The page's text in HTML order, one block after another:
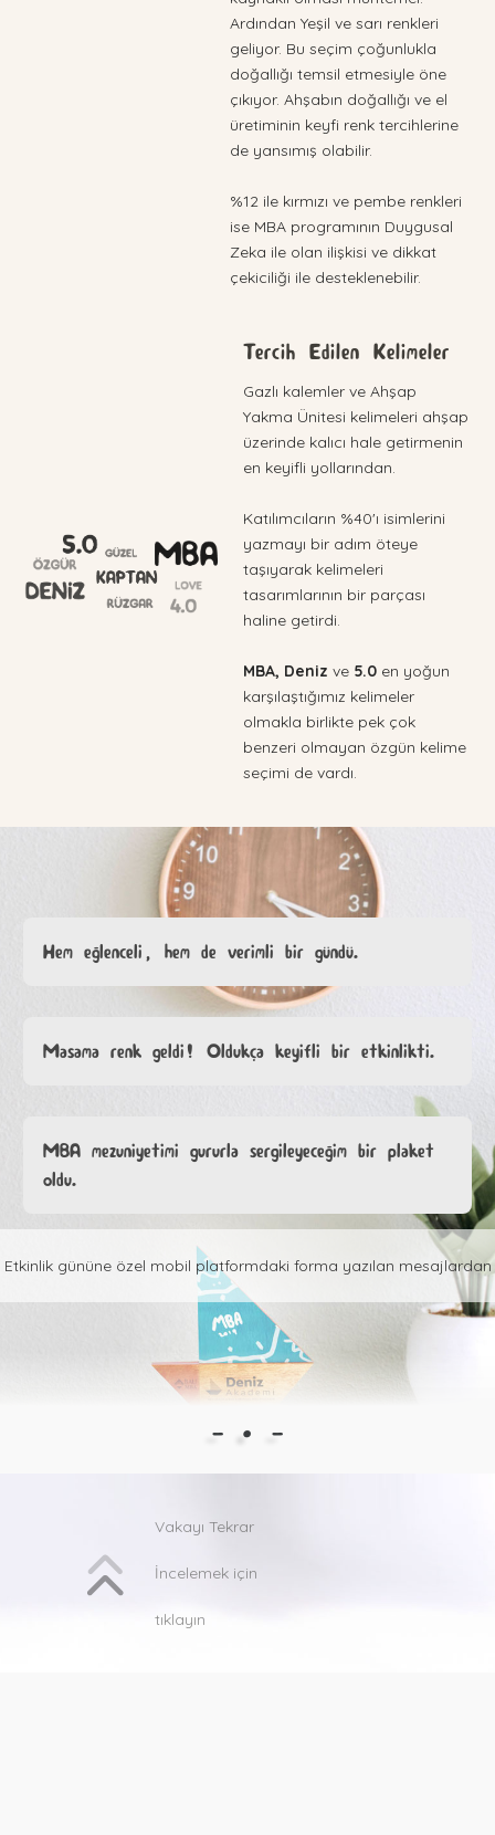
Ardından Yeşil ve sarı renkleri
geliyor. Bu seçim çoğunlukla
doğallığı temsil etmesiyle öne
çıkıyor. Ahşabın doğallığı ve el
üretiminin keyfi renk tercihlerine
de yansımış olabilir.
%12 ile kırmızı ve pembe renkleri
ise MBA programının Duygusal
Zeka ile olan ilişkisi ve dikkat
çekiciliği ile desteklenebilir.
Tercih Edilen Kelimeler
Gazlı kalemler ve Ahşap
Yakma Ünitesi kelimeleri ahşap
üzerinde kalıcı hale getirmenin
en keyifli yollarından.
Katılımcıların %40'ı isimlerini
yazmayı bir adım öteye
taşıyarak kelimeleri
tasarımlarının bir parçası
haline getirdi.
MBA, Deniz ve 5.0en yoğun
karşılaştığımız kelimeler
olmakla birlikte pek çok
benzeri olmayan özgün kelime
seçimi de vardı.
Hem eğlenceli, hem de verimli bir gündü.
Masama renk geldi! Oldukça keyifli bir etkinlikti.
MBA mezuniyetimi gururla sergileyeceğim bir plaket
oldu.
Etkinlik gününe özel mobil platformdaki forma yazılan mesajlardan
- • -
Vakayı Tekrar
İncelemek için
tıklayın